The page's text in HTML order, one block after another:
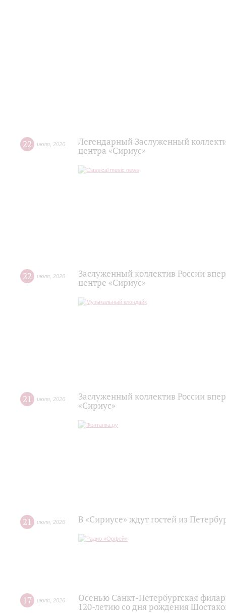
22 июля 2026
Легендарный Заслуженный
центра «Сириус»
22 июля 2026
Заслуженный коллектив России
центре «Сириус»
21 июля 2026
Заслуженный коллектив России
«Сириус»
21 июля 2026 В «Сириусе» ждут гостей из
17 июля 2026
Осенью Санкт-Петербургская
120‑летию со дня рождения